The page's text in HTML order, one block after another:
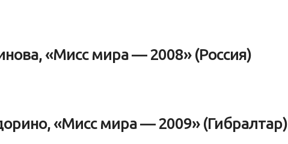
«Мисс мира — 2008» (Россия)
«Мисс мира — 2009» (Гибралтар)